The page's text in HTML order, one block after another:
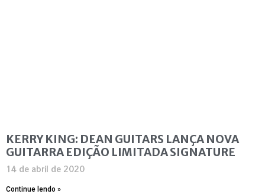
KERRY KING: DEAN GUITARS LANÇA NOVA
GUITARRA EDIÇÃO LIMITADA SIGNATURE
14 de abril de 2020
Continue lendo »